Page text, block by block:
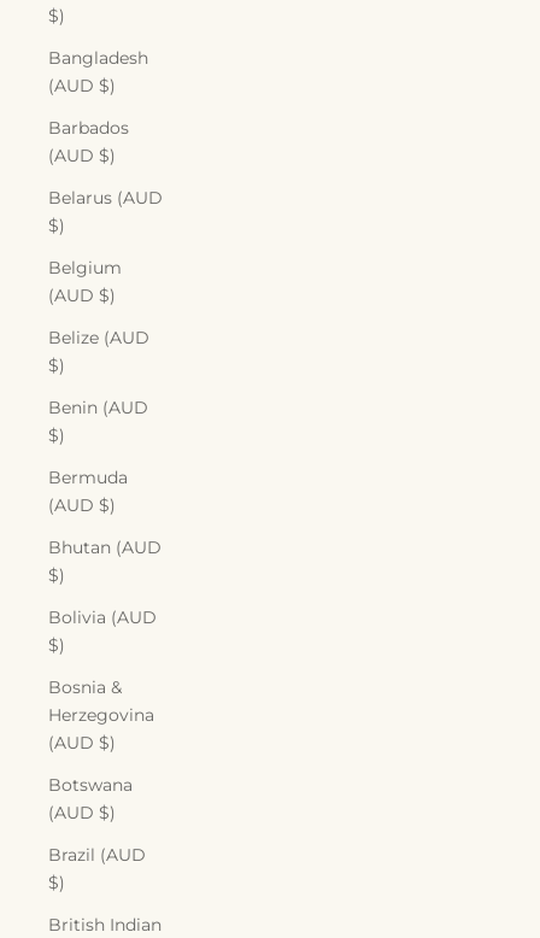
$)
Bangladesh
(AUD $)
Barbados
(AUD $)
Belarus (AUD
$)
Belgium
(AUD $)
Belize (AUD
$)
Benin (AUD
$)
Bermuda
(AUD $)
Bhutan (AUD
$)
Bolivia (AUD
$)
Bosnia &
Herzegovina
(AUD $)
Botswana
(AUD $)
Brazil (AUD
$)
British Indian